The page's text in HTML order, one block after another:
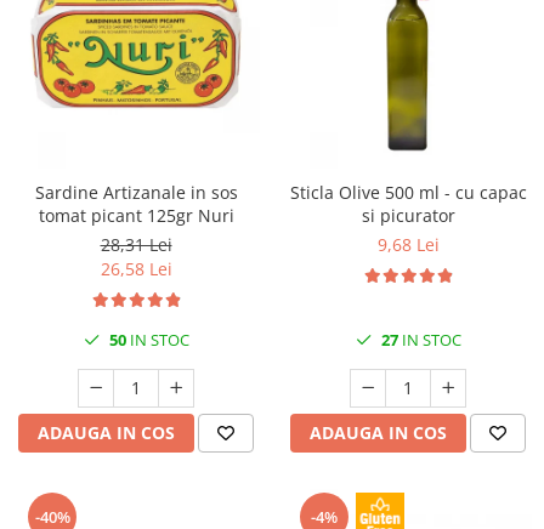
Sardine Artizanale in sos
tomat picant 125gr Nuri
28,31 Lei
26,58 Lei
50IN STOC
ADAUGA IN COS
Sticla Olive 500 ml - cu capac
si picurator
9,68 Lei
27IN STOC
ADAUGA IN COS
-40% -4%